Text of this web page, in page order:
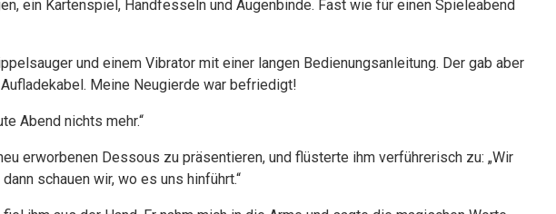
ein Kartenspiel, Handfesseln und Augenbinde. Fast wie für einen Spieleabend
und einem Vibrator mit einer langen Bedienungsanleitung. Der gab aber
Meine Neugierde war befriedigt!
Abend nichts mehr.“
erworbenen Dessous zu präsentieren, und flüsterte ihm verführerisch zu: „Wir
schauen wir, wo es uns hinführt.“